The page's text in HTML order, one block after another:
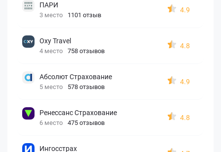
ПАРИ
3 место 1101 отзыв
4.9
Oxy Travel
4 место 758 отзывов
4.8
Абсолют Страхование
5 место 578 отзывов
4.9
Ренессанс Страхование
6 место 475 отзывов
4.8
Ингосстрах